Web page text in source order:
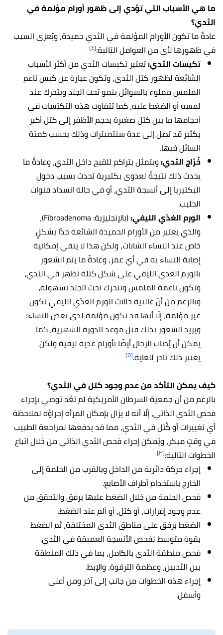
ما هي الأسباب التي تؤدي إلى ظهور أورام مؤلمة في
الثدي؟
عادةً ما تكون الأورام المؤلمة في الثدي حميدة، ويُعزى السبب
في ظهورها لأي من العوامل التالية:[٤]
تكيسات الثدي:تعتبر تكيسات الثدي من أكثر الأسباب
الشائعة لظهور كتل الثدي، وتكون عبارة عن كيس ناعم
الملمس مملوء بالسوائل ينمو تحت الجلد ويتحرك عند
لمسه أو الضغط عليه، كما تتفاوت هذه التكيّسات في
أحجامها ما بين كتل صغيرة بحجم الأظفر إلى كتل أكبر
بكثير قد تصل إلى عدة سنتميترات وذلك بحسب كميّة
السائل فيها.
خُرّاج الثدي:ويتمثل بتراكم للقيح داخل الثدي، وعادةً ما
يحدث ذلك نتيجةً لعدوى بكتيرية تحدث بسبب دخول
البكتيريا إلى أنسجة الثدي، أو في حالة انسداد قنوات
الحليب.
الورم الغدّي الليفي:
(بالإنجليزية: Fibroadenoma)،
والذي يعتبر من الأورام الحميدة الشائعة جدًا بشكلٍ
خاص عند النساء الشابات، ولكن هذا لا ينفي إمكانية
إصابة النساء به في أيّ عمر، وعادةً ما يتم الشعور
بالورم الغدي الليفي على شكل كتلة تظهر في الثدي،
وتكون ناعمة الملمس وتتحرك تحت الجلد بسهولة،
وبالرغم من أنّ غالبية حالات الورم الغدّي الليفي تكون
غير مؤلمة، إلّا أنها قد تكون مؤلمة لدى بعض النساء؛
ويزيد الشعور بذلك قبل موعد الدورة الشهرية، كما
يمكن أن يُصاب الرجال أيضًا بأورام غدية ليفية ولكن
يعتبر ذلك نادر للغاية.[٥]
كيف يمكن التأكد من عدم وجود كتل في الثدي؟
بالرغم من أن جمعية السرطان الأمريكية لم تعُد توصي بإجراء
فحص الثدي الذاتي، إلّا أنه لا يزال بإمكان المرأة إجراؤه لملاحظة
أي تغييرات أو كُتل في الثدي، مما قد يدفعها لمراجعة الطبيب
في وقتٍ مبكر، ويُمكن إجراء فحص الثدي الذاتي من خلال اتباع
الخطوات التالية:[٣]
إجراء حركة دائرية من الداخل وبالقرب من الحلمة إلى
الخارج باستخدام أطراف الأصابع.
فحص الحلمة من خلال الضغط عليها برفق والتحقق من
عدم وجود إفرازات، أو كتل، أو ألم عند الضغط.
الضغط برفق على مناطق الثدي المختلفة، ثم الضغط
بقوة متوسط لفحص الأنسجة العميقة في الثدي.
فحص منطقة الثدي بالكامل، بما في ذلك المنطقة
بين الثديين، وعظمة الترقوة، والإبط.
إجراء هذه الخطوات من جانب إلى آخر ومن أعلى
وأسفل.